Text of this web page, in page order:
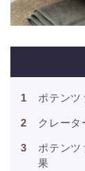
ポテンツ
クレータ
ポテンツ
果